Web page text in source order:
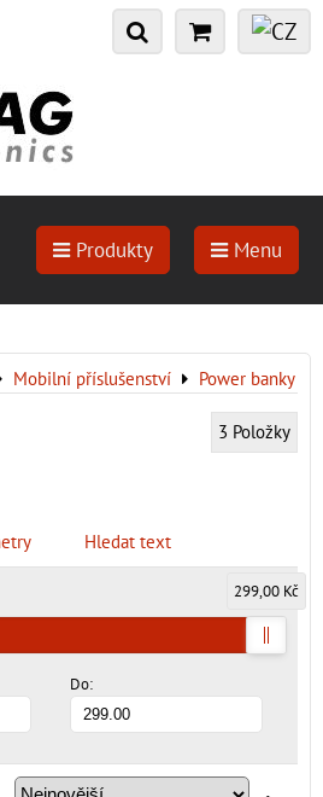
Produkty Menu
Mobilní příslušenství Power banky
3 Položky
Hledat text
Do:
299,00 Kč